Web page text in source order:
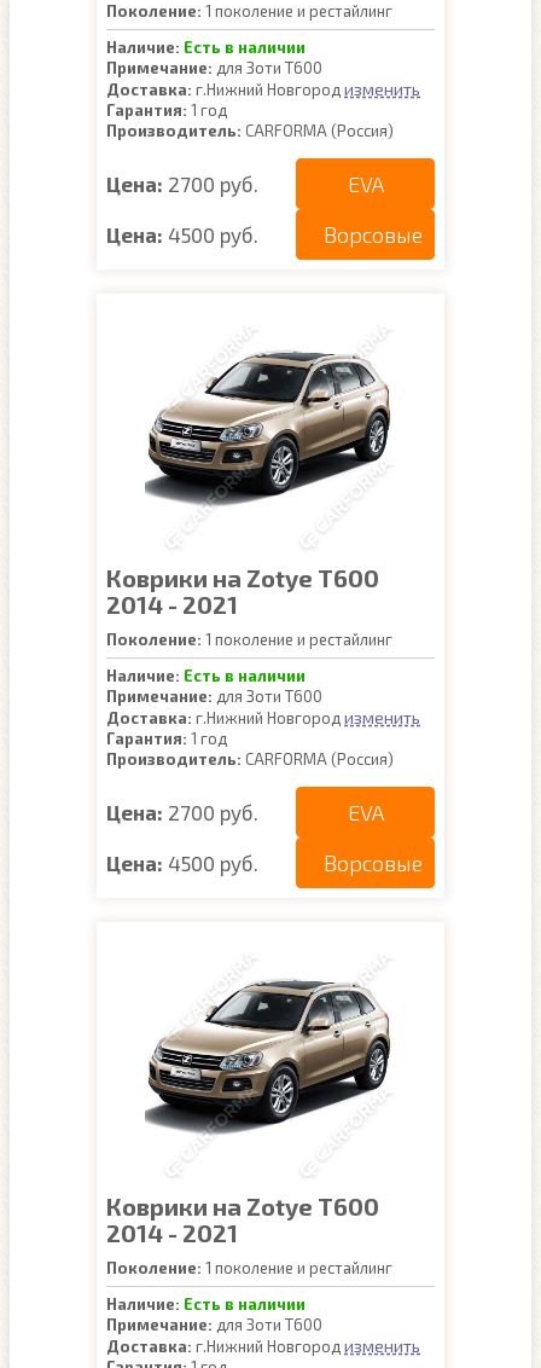
Поколение: 1 поколение и рестайлинг
Наличие: Есть в наличии
Примечание: для Зоти Т600
Доставка: г.Нижний Новгород изменить
Гарантия: 1 год
Производитель: CARFORMA (Россия)
Цена: 2700 руб. EVA
Цена: 4500 руб. Ворсовые
Коврики на Zotye T600
2014 - 2021
Поколение: 1 поколение и рестайлинг
Наличие: Есть в наличии
Примечание: для Зоти Т600
Доставка: г.Нижний Новгород изменить
Гарантия: 1 год
Производитель: CARFORMA (Россия)
Цена: 2700 руб. EVA
Цена: 4500 руб. Ворсовые
Коврики на Zotye T600
2014 - 2021
Поколение: 1 поколение и рестайлинг
Наличие: Есть в наличии
Примечание: для Зоти Т600
Доставка: г.Нижний Новгород изменить